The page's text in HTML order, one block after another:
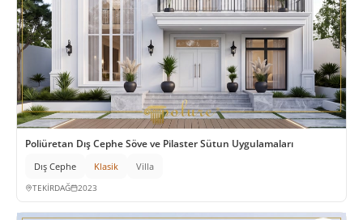
Poliüretan Dış Cephe Söve ve Pilaster Sütun Uygulamaları
Dış Cephe Klasik Villa
TEKİRDAĞ 2023